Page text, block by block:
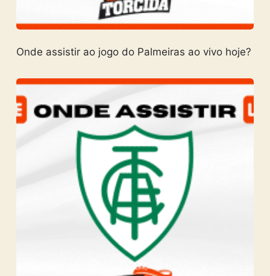
Onde assistir ao jogo do Palmeiras ao vivo hoje?